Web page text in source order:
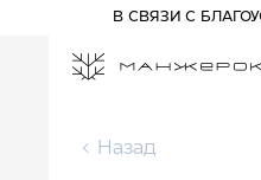
В СВЯЗИ С
Назад